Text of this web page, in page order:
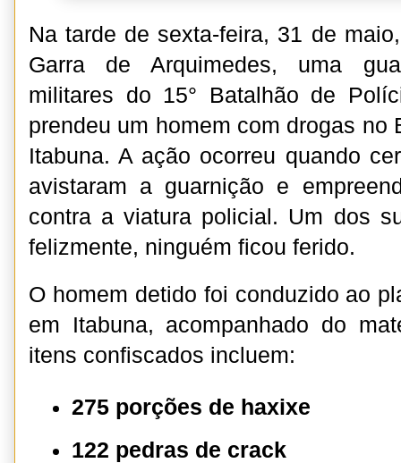
Na tarde de sexta-feira, 31 de
Garra de Arquimedes, uma
militares do 15° Batalhão de
prendeu um homem com drogas no
Itabuna. A ação ocorreu quando
avistaram a guarnição e
contra a viatura policial. Um dos
felizmente, ninguém ficou ferido.
O homem detido foi conduzido ao
em Itabuna, acompanhado do
itens confiscados incluem:
275 porções de haxixe
122 pedras de crack